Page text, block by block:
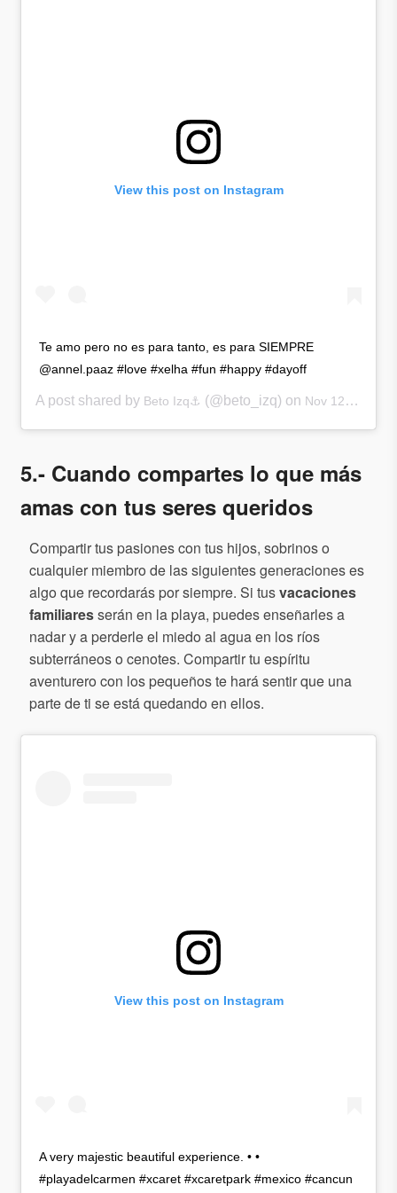
View this post on Instagram
Te amo pero no es para tanto, es para SIEMPRE
@annel.paaz #love #xelha #fun #happy #dayoff
A post shared by Beto Izq⚓️ (@beto_izq) on Nov 12, 2017 at 2:12pm PST
5.- Cuando compartes lo que más
amas con tus seres queridos
Compartir tus pasiones con tus hijos, sobrinos o
cualquier miembro de las siguientes generaciones es
algo que recordarás por siempre. Si tusvacaciones
familiaresserán en la playa, puedes enseñarles a
nadar y a perderle el miedo al agua en los ríos
subterráneos o cenotes. Compartir tu espíritu
aventurero con los pequeños te hará sentir que una
parte de ti se está quedando en ellos.
View this post on Instagram
A very majestic beautiful experience. • •
#playadelcarmen #xcaret #xcaretpark #mexico #cancun